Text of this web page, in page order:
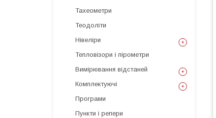
Тахеометри
Теодоліти
Нівеліри
Тепловізори і пірометри
Вимірювання відстаней
Комплектуючі
Програми
Пункти і репери